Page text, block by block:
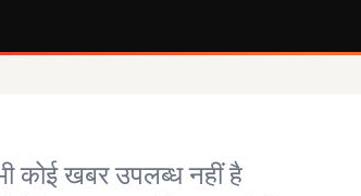
कोई खबर उपलब्ध नहीं है